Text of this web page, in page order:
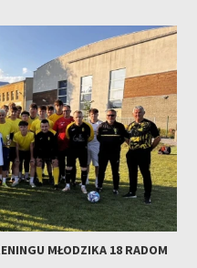
MŁODZIKA 18 RADOM